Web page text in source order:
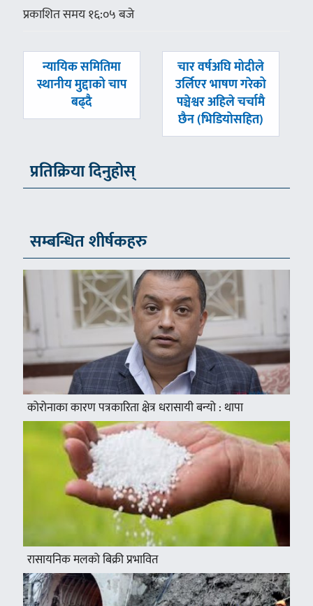
प्रकाशित समय १६:०५ बजे
पछिल्लाे
-
न्यायिक समितिमा
स्थानीय मुद्दाको चाप
बढ्दै
अघिल्लाे
-
चार वर्षअघि मोदीले
उर्लिएर भाषण गरेको
पञ्चेश्वर अहिले चर्चामै
छैन (भिडियोसहित)
प्रतिक्रिया दिनुहोस्
सम्बन्धित शीर्षकहरु
कोरोनाका कारण पत्रकारिता क्षेत्र धरासायी बन्यो : थापा
रासायनिक मलको बिक्री प्रभावित